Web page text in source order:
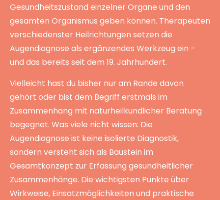
Gesundheitszustand einzelner Organe und den
gesamten Organismus geben können. Therapeuten
verschiedenster Heilrichtungen setzen die
Augendiagnose als ergänzendes Werkzeug ein –
und das bereits seit dem 19. Jahrhundert.
Vielleicht hast du bisher nur am Rande davon
gehört oder bist dem Begriff erstmals im
Zusammenhang mit naturheilkundlicher Beratung
begegnet. Was viele nicht wissen: Die
Augendiagnose ist keine isolierte Diagnostik,
sondern versteht sich als Baustein im
Gesamtkonzept zur Erfassung gesundheitlicher
Zusammenhänge. Die wichtigsten Punkte über
Wirkweise, Einsatzmöglichkeiten und praktische